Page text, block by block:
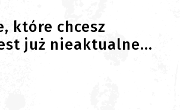
które chcesz
już nieaktualne...